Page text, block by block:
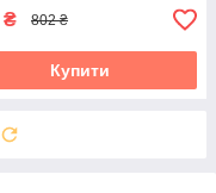
₴ 802 ₴
Купити